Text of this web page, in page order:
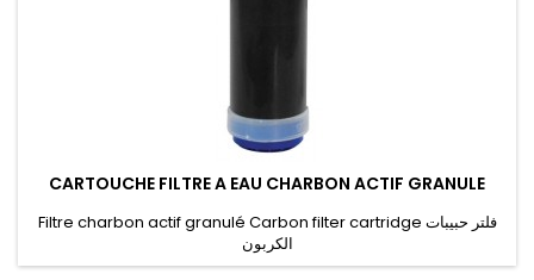
CARTOUCHE FILTRE A EAU CHARBON ACTIF GRANULE
Filtre charbon actif granulé Carbon filter cartridge فلتر حبيبات
الكربون